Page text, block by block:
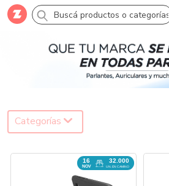
Comprar Creá tu cuenta
SALE 70% OFF
Novedades
Categorías
16
NOV
32.000
UN. EN CAMINO